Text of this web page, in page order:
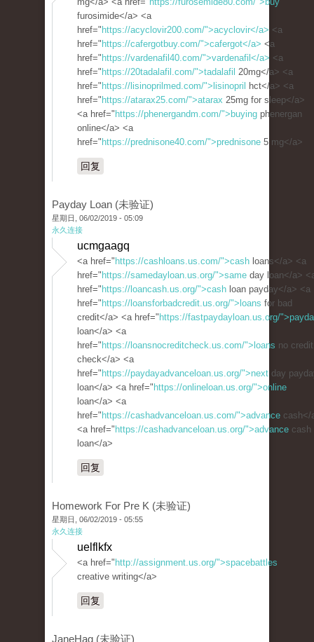
furosimide</a> <a
href=" https://acyclovir200.com/">acyclovir</a> <a
href=" https://cafergotbuy.com/">cafergot</a> <a
href=" https://vardenafil40.com/">vardenafil</a> <a
href=" https://20tadalafil.com/">tadalafil 20mg</a> <a
href=" https://lisinoprilmed.com/">lisinopril
hct</a> <a
href=" https://atarax25.com/">atarax 25mg for sleep</a>
<a href=" https://phenergandm.com/">buying phenergan
online</a> <a
href=" https://prednisone40.com/">prednisone 5 mg</a>
回复
Payday Loan (未验证)
星期日, 06/02/2019 - 05:09
永久连接
ucmgaagq
<a href=" https://cashloans.us.com/">cash loans</a> <a
href=" https://samedayloan.us.org/">same day loan</a>
href=" https://loancash.us.org/">cash loan payday</a> <a
href=" https://loansforbadcredit.us.org/">loans for bad
credit</a> <a href=" https://fastpaydayloan.us.org/
loan</a> <a
href=" https://loansnocreditcheck.us.com/">loans no credit
check</a> <a
href=" https://paydayadvanceloan.us.org/">next day
loan</a> <a href=" https://onlineloan.us.org/">online
loan</a> <a
href=" https://cashadvanceloan.us.com/">advance cash</
<a href=" https://cashadvanceloan.us.org/">advance cash
loan</a>
回复
Homework For Pre K (未验证)
星期日, 06/02/2019 - 05:55
永久连接
uelflkfx
<a href=" http://assignment.us.org/">spacebattles
creative writing</a>
回复
JaneHag (未验证)